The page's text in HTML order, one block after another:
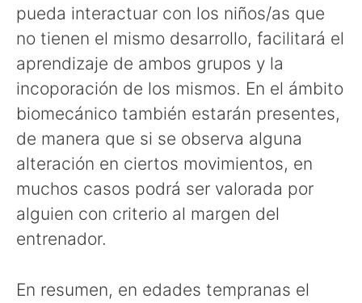
pueda interactuar con los niños/as que
no tienen el mismo desarrollo, facilitará el
aprendizaje de ambos grupos y la
incoporación de los mismos. En el ámbito
biomecánico también estarán presentes,
de manera que si se observa alguna
alteración en ciertos movimientos, en
muchos casos podrá ser valorada por
alguien con criterio al margen del
entrenador.
En resumen, en edades tempranas el